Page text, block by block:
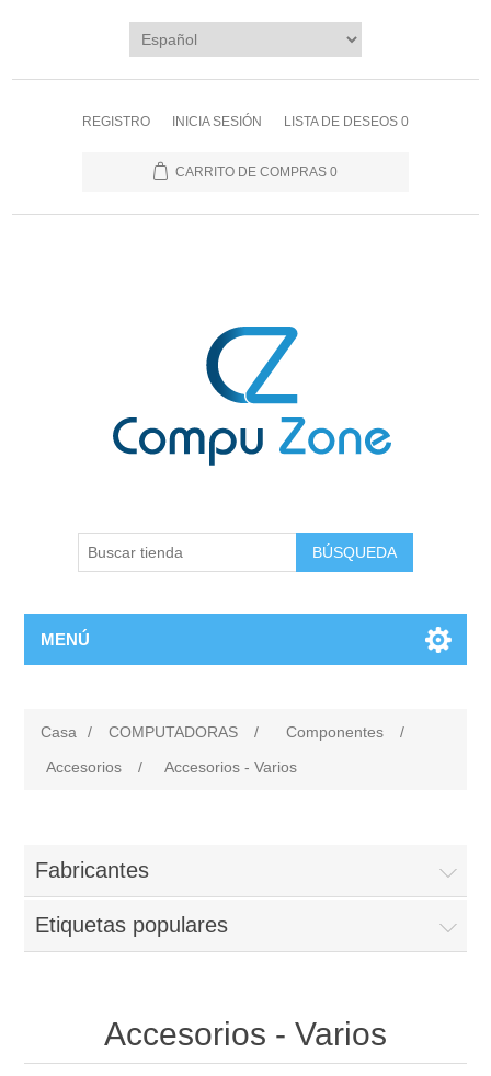
REGISTRO INICIA SESIÓN LISTA DE DESEOS 0
CARRITO DE COMPRAS 0
BÚSQUEDA
MENÚ
Casa / COMPUTADORAS / Componentes
/
Accesorios
/ Accesorios - Varios
Fabricantes
Etiquetas populares
Accesorios - Varios